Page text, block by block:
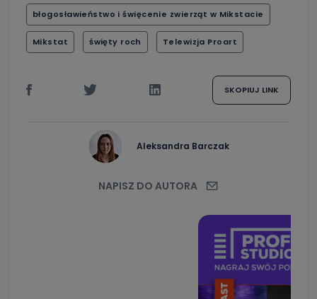
błogosławieństwo i święcenie zwierząt w Mikstacie
Mikstat święty roch Telewizja Proart
SKOPIUJ LINK
Aleksandra Barczak
NAPISZ DO AUTORA